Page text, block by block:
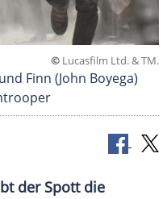
© Lucasfilm Ltd. & TM.
Finn (John Boyega)
der Spott die